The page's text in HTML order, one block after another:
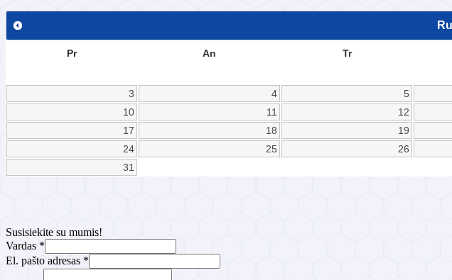
Pr An Tr
3
4 5
10
11 12
17
18 19
24
25 26
31
Susisiekite su mumis!
Vardas *
El. pašto adresas *